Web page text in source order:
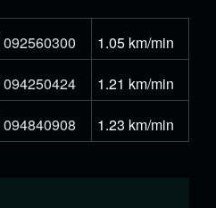
092560300
1.05 km/min
094250424
1.21 km/min
094840908 1.23 km/min